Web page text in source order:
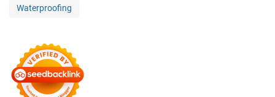
Waterproofing